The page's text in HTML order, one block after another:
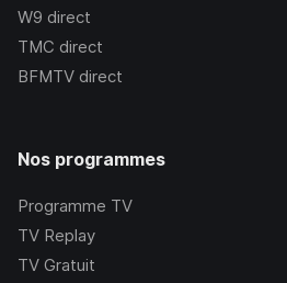
W9 direct
TMC direct
BFMTV direct
Nos programmes
Programme TV
TV Replay
TV Gratuit